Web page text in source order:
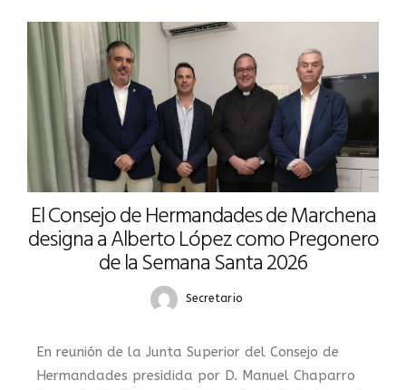
El Consejo de Hermandades de Marchena
designa a Alberto López como Pregonero
de la Semana Santa 2026
Secretario
En reunión de la Junta Superior del Consejo de
Hermandades presidida por D. Manuel Chaparro